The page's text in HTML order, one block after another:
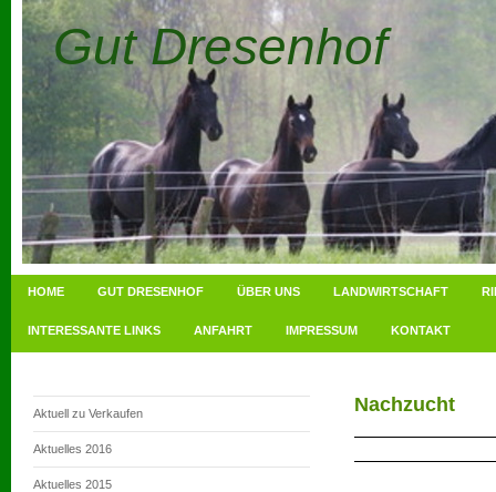
Gut Dresenhof
HOME GUT DRESENHOF ÜBER UNS LANDWIRTSCHAFT
INTERESSANTE LINKS ANFAHRT IMPRESSUM KONTAKT
Aktuell zu Verkaufen
Aktuelles 2016
Aktuelles 2015
Nachzucht